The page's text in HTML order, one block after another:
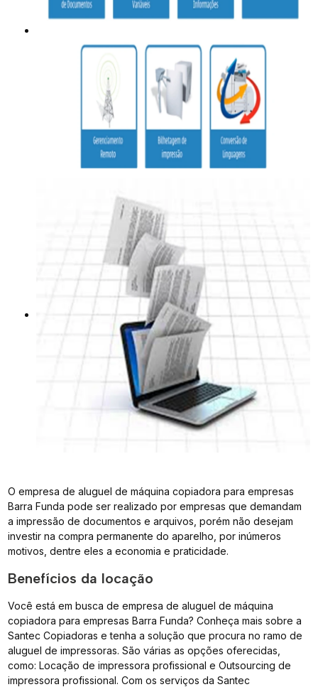
O empresa de aluguel de máquina copiadora para empresas
Barra Funda pode ser realizado por empresas que demandam
a impressão de documentos e arquivos, porém não desejam
investir na compra permanente do aparelho, por inúmeros
motivos, dentre eles a economia e praticidade.
Benefícios da locação
Você está em busca de empresa de aluguel de máquina
copiadora para empresas Barra Funda? Conheça mais sobre a
Santec Copiadoras e tenha a solução que procura no ramo de
aluguel de impressoras. São várias as opções oferecidas,
como: Locação de impressora profissional e Outsourcing de
impressora profissional. Com os serviços da Santec